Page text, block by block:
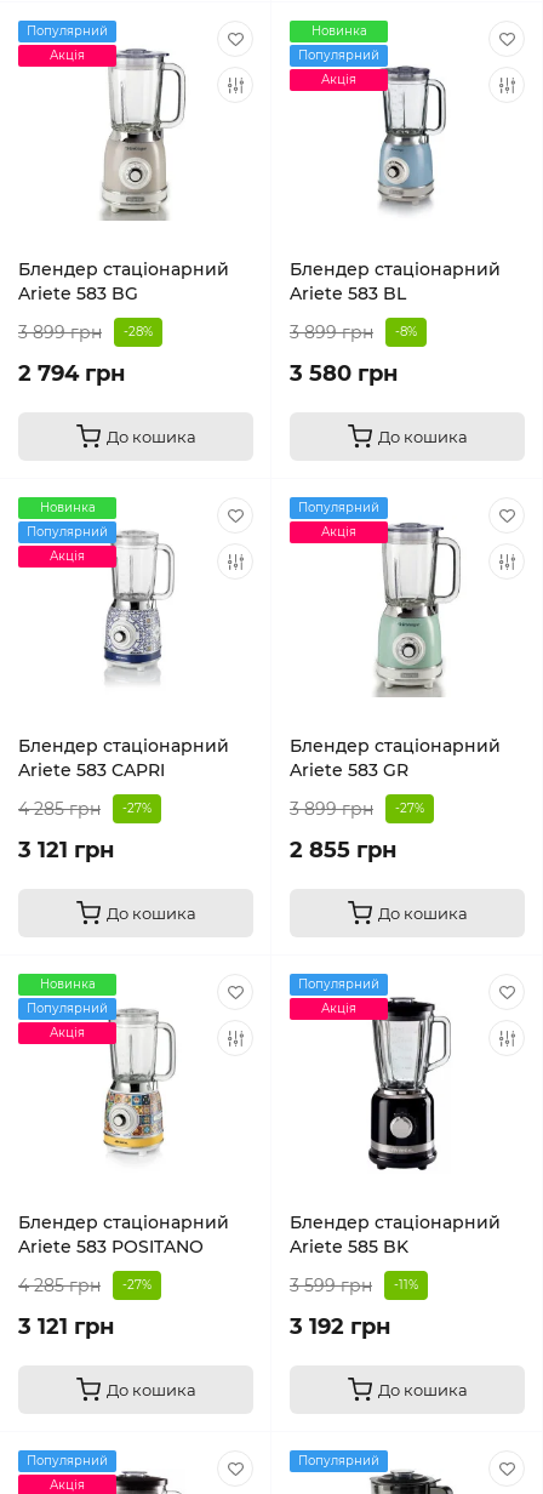
Популярний
Акція
Блендер стаціонарний
Ariete 583 BG
3 899 грн
-28%
2 794 грн
До кошика
Новинка
Популярний
Акція
Блендер стаціонарний
Ariete 583 BL
3 899 грн
-8%
3 580 грн
До кошика
Новинка
Популярний
Акція
Блендер стаціонарний
Ariete 583 CAPRI
4 285 грн
-27%
3 121 грн
До кошика
Популярний
Акція
Блендер стаціонарний
Ariete 583 GR
3 899 грн
-27%
2 855 грн
До кошика
Новинка
Популярний
Акція
Блендер стаціонарний
Ariete 583 POSITANO
4 285 грн
-27%
3 121 грн
До кошика
Популярний
Акція
Блендер стаціонарний
Ariete 585 BK
3 599 грн
-11%
3 192 грн
До кошика
Популярний
Акція
Популярний